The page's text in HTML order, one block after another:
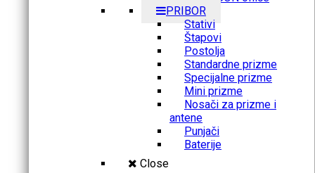
PRIBOR
Stativi
Štapovi
Postolja
Standardne prizme
Specijalne prizme
Mini prizme
Nosači za prizme i
antene
Punjači
Baterije
Close